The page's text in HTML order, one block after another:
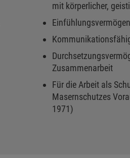
mit körperlicher,
Zusammenarbeit
Für die Arbeit als
Masernschutzes
1971)